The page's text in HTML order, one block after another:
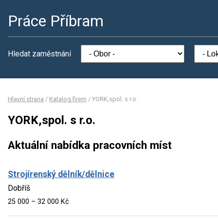
Práce Příbram
Hledat zaměstnání
Hlavní strana / Katalog firem / YORK,spol. s r.o.
YORK,spol. s r.o.
Aktuální nabídka pracovních míst
Strojírenský dělník/dělnice
Dobříš
25 000 – 32 000 Kč